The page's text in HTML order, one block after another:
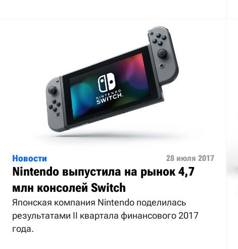
Новости 28 июля 2017
Nintendo выпустила на рынок 4,7
млн консолей Switch
Японская компания Nintendo поделилась
результатами II квартала финансового 2017
года.